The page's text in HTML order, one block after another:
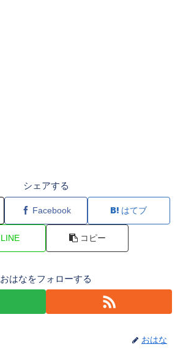
シェアする
Facebook はてブ
LINE コピー
おはなをフォローする
おはな